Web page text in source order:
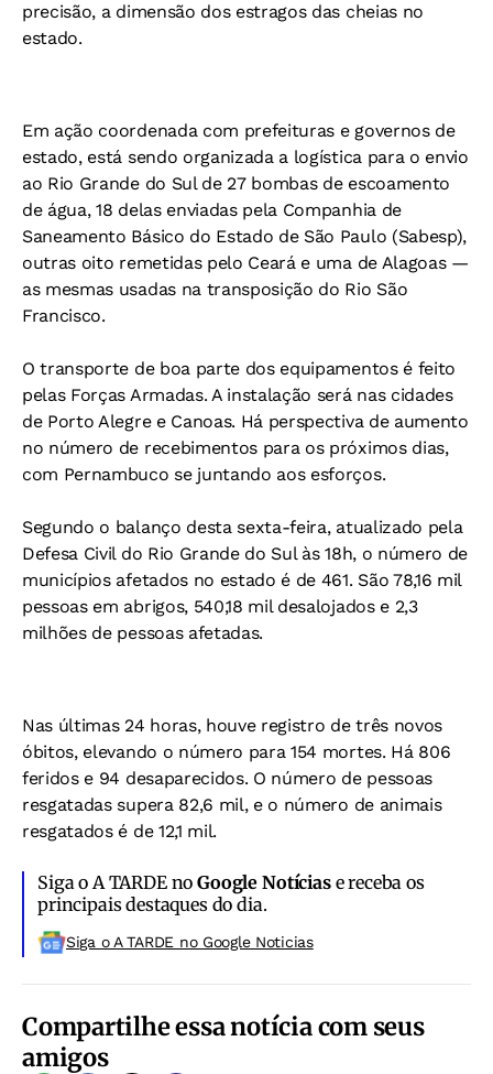
precisão, a dimensão dos estragos das cheias no
estado.
Em ação coordenada com prefeituras e governos de
estado, está sendo organizada a logística para o envio
ao Rio Grande do Sul de 27 bombas de escoamento
de água, 18 delas enviadas pela Companhia de
Saneamento Básico do Estado de São Paulo (Sabesp),
outras oito remetidas pelo Ceará e uma de Alagoas —
as mesmas usadas na transposição do Rio São
Francisco.
O transporte de boa parte dos equipamentos é feito
pelas Forças Armadas. A instalação será nas cidades
de Porto Alegre e Canoas. Há perspectiva de aumento
no número de recebimentos para os próximos dias,
com Pernambuco se juntando aos esforços.
Segundo o balanço desta sexta-feira, atualizado pela
Defesa Civil do Rio Grande do Sul às 18h, o número de
municípios afetados no estado é de 461. São 78,16 mil
pessoas em abrigos, 540,18 mil desalojados e 2,3
milhões de pessoas afetadas.
Nas últimas 24 horas, houve registro de três novos
óbitos, elevando o número para 154 mortes. Há 806
feridos e 94 desaparecidos. O número de pessoas
resgatadas supera 82,6 mil, e o número de animais
resgatados é de 12,1 mil.
Siga o A TARDE noGoogle Notíciase receba os
principais destaques do dia.
Siga o A TARDE no Google Noticias
Compartilhe essa notícia com seus
amigos